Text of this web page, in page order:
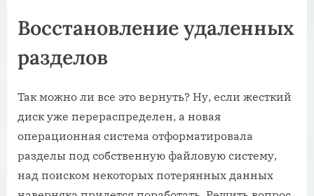
Восстановление удаленных
разделов
Так можно ли все это вернуть? Ну, если жесткий
диск уже перераспределен, а новая
операционная система отформатировала
разделы под собственную файловую систему,
над поиском некоторых потерянных данных